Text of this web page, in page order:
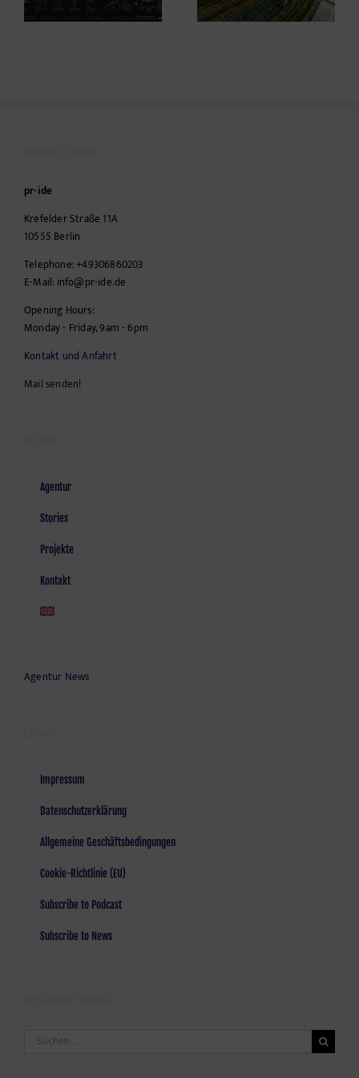
Motorraum beginnt
pr-ide
Krefelder Straße 11A
10555 Berlin
Telephone:+49306860203
E-Mail: info@pr-ide.de
Opening Hours:
Monday - Friday, 9am - 6pm
Kontakt und Anfahrt
Mail senden!
Agentur
Stories
Projekte
Kontakt
Agentur News
Impressum
Datenschutzerklärung
Allgemeine Geschäftsbedingungen
Cookie-Richtlinie (EU)
Subscribe to Podcast
Subscribe to News
Suche